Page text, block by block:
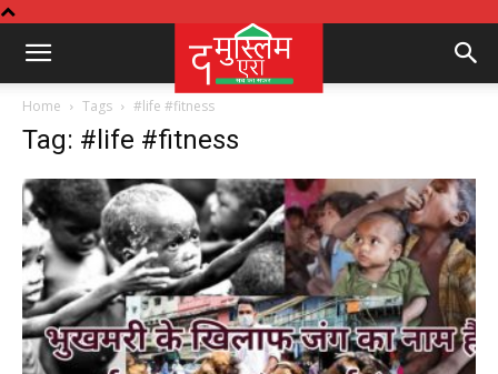
Home Tags #life #fitness
Tag: #life #fitness